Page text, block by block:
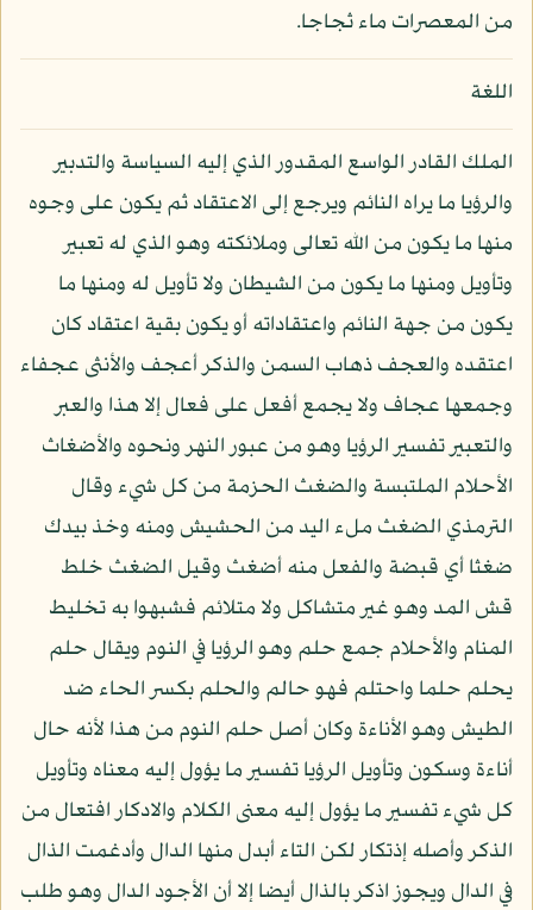
من المعصرات ماء ثجاجا.
اللغة
الملك القادر الواسع المقدور الذي إليه السياسة والتدبير
والرؤيا ما يراه النائم ويرجع إلى الاعتقاد ثم يكون على وجوه
منها ما يكون من الله تعالى وملائكته وهو الذي له تعبير
وتأويل ومنها ما يكون من الشيطان ولا تأويل له ومنها ما
يكون من جهة النائم واعتقاداته أو يكون بقية اعتقاد كان
اعتقده والعجف ذهاب السمن والذكر أعجف والأنثى عجفاء
وجمعها عجاف ولا يجمع أفعل على فعال إلا هذا والعبر
والتعبير تفسير الرؤيا وهو من عبور النهر ونحوه والأضغاث
الأحلام الملتبسة والضغث الحزمة من كل شيء وقال
الترمذي الضغث ملء اليد من الحشيش ومنه وخذ بيدك
ضغثا أي قبضة والفعل منه أضغث وقيل الضغث خلط
قش المد وهو غير متشاكل ولا متلائم فشبهوا به تخليط
المنام والأحلام جمع حلم وهو الرؤيا في النوم ويقال حلم
يحلم حلما واحتلم فهو حالم والحلم بكسر الحاء ضد
الطيش وهو الأناءة وكان أصل حلم النوم من هذا لأنه حال
أناءة وسكون وتأويل الرؤيا تفسير ما يؤول إليه معناه وتأويل
كل شيء تفسير ما يؤول إليه معنى الكلام والادكار افتعال من
الذكر وأصله إذتكار لكن التاء أبدل منها الدال وأدغمت الذال
في الدال ويجوز اذكر بالذال أيضا إلا أن الأجود الدال وهو طلب